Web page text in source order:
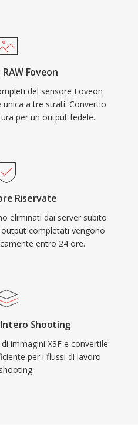
Foveon
del sensore Foveon
a tre strati. Convertio
per un output fedele.
Riservate
eliminati dai server subito
completati vengono
entro 24 ore.
Shooting
immagini X3F e convertile
per i flussi di lavoro